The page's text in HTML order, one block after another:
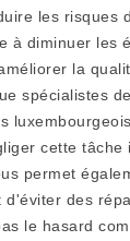
les risques
à diminuer les
la
spécialistes
cette tâche
permet
d'éviter des
le hasard